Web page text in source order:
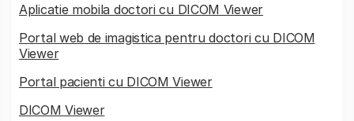
Aplicatie mobila doctori cu DICOM Viewer
Portal web de imagistica pentru doctori cu DICOM
Viewer
Portal pacienti cu DICOM Viewer
DICOM Viewer